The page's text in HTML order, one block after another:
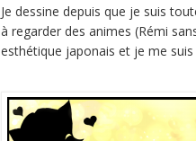
Je dessine depuis que je suis
à regarder des animes (Rémi
esthétique japonais et je me